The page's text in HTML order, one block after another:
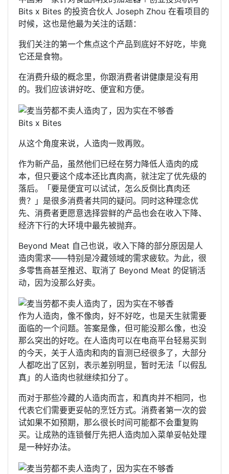
Bits x Bites 的投资合伙人 Joseph Zhou 在看项目的
时候，这也是他最为关注的话题：
我们关注的第一个焦点这个产品到底好不好吃，毕竟
它还是食物。
在消费升级的概念里，你跟消费者讲健康是没有用
的。我们应该讲好吃、便宜和方便。
Bits x Bites
从这个角度来说，人造肉一败再败。
作为新产品，虽然他们已经在努力降低人造肉的成
本，但只要这个成本还比真肉高，就注定了优先级的
落后。「要是便宜可以试试，怎么反倒比真肉还
贵？」是很多消费者共同的疑问。同时这种理念优
先、消费者更愿意选择尝鲜的产品也会在收入下降、
经济下行的大环境中最先被抛弃。
Beyond Meat 自己也说，收入下降的部分原因是人
造肉需求——特别是冷藏领域的需求疲软。为此，很
多零售商甚至推迟、取消了 Beyond Meat 的促销活
动，因为没那么好卖。
作为人造肉，像不像肉，好不好吃，也是天生就需要
面临的一个问题。答案是像，但可能没那么像，也没
那么突出的好吃。在人造肉可以在电商平台轻易买到
的今天，关于人造肉和肉的盲测已经很多了，大部分
人都吃出了区别，表示差别明显，暂时无法「以假乱
真」的人造肉也就继续扣分了。
而对于那些冷藏的人造肉而言，和真肉并不相同，也
代表它们需要更妥帖的烹饪方式。消费者第一次的尝
试如果不如预期，那么很长时间可能都不会重复购
买。让成熟的连锁餐厅先把人造肉加入菜单妥帖处理
是一种好办法。